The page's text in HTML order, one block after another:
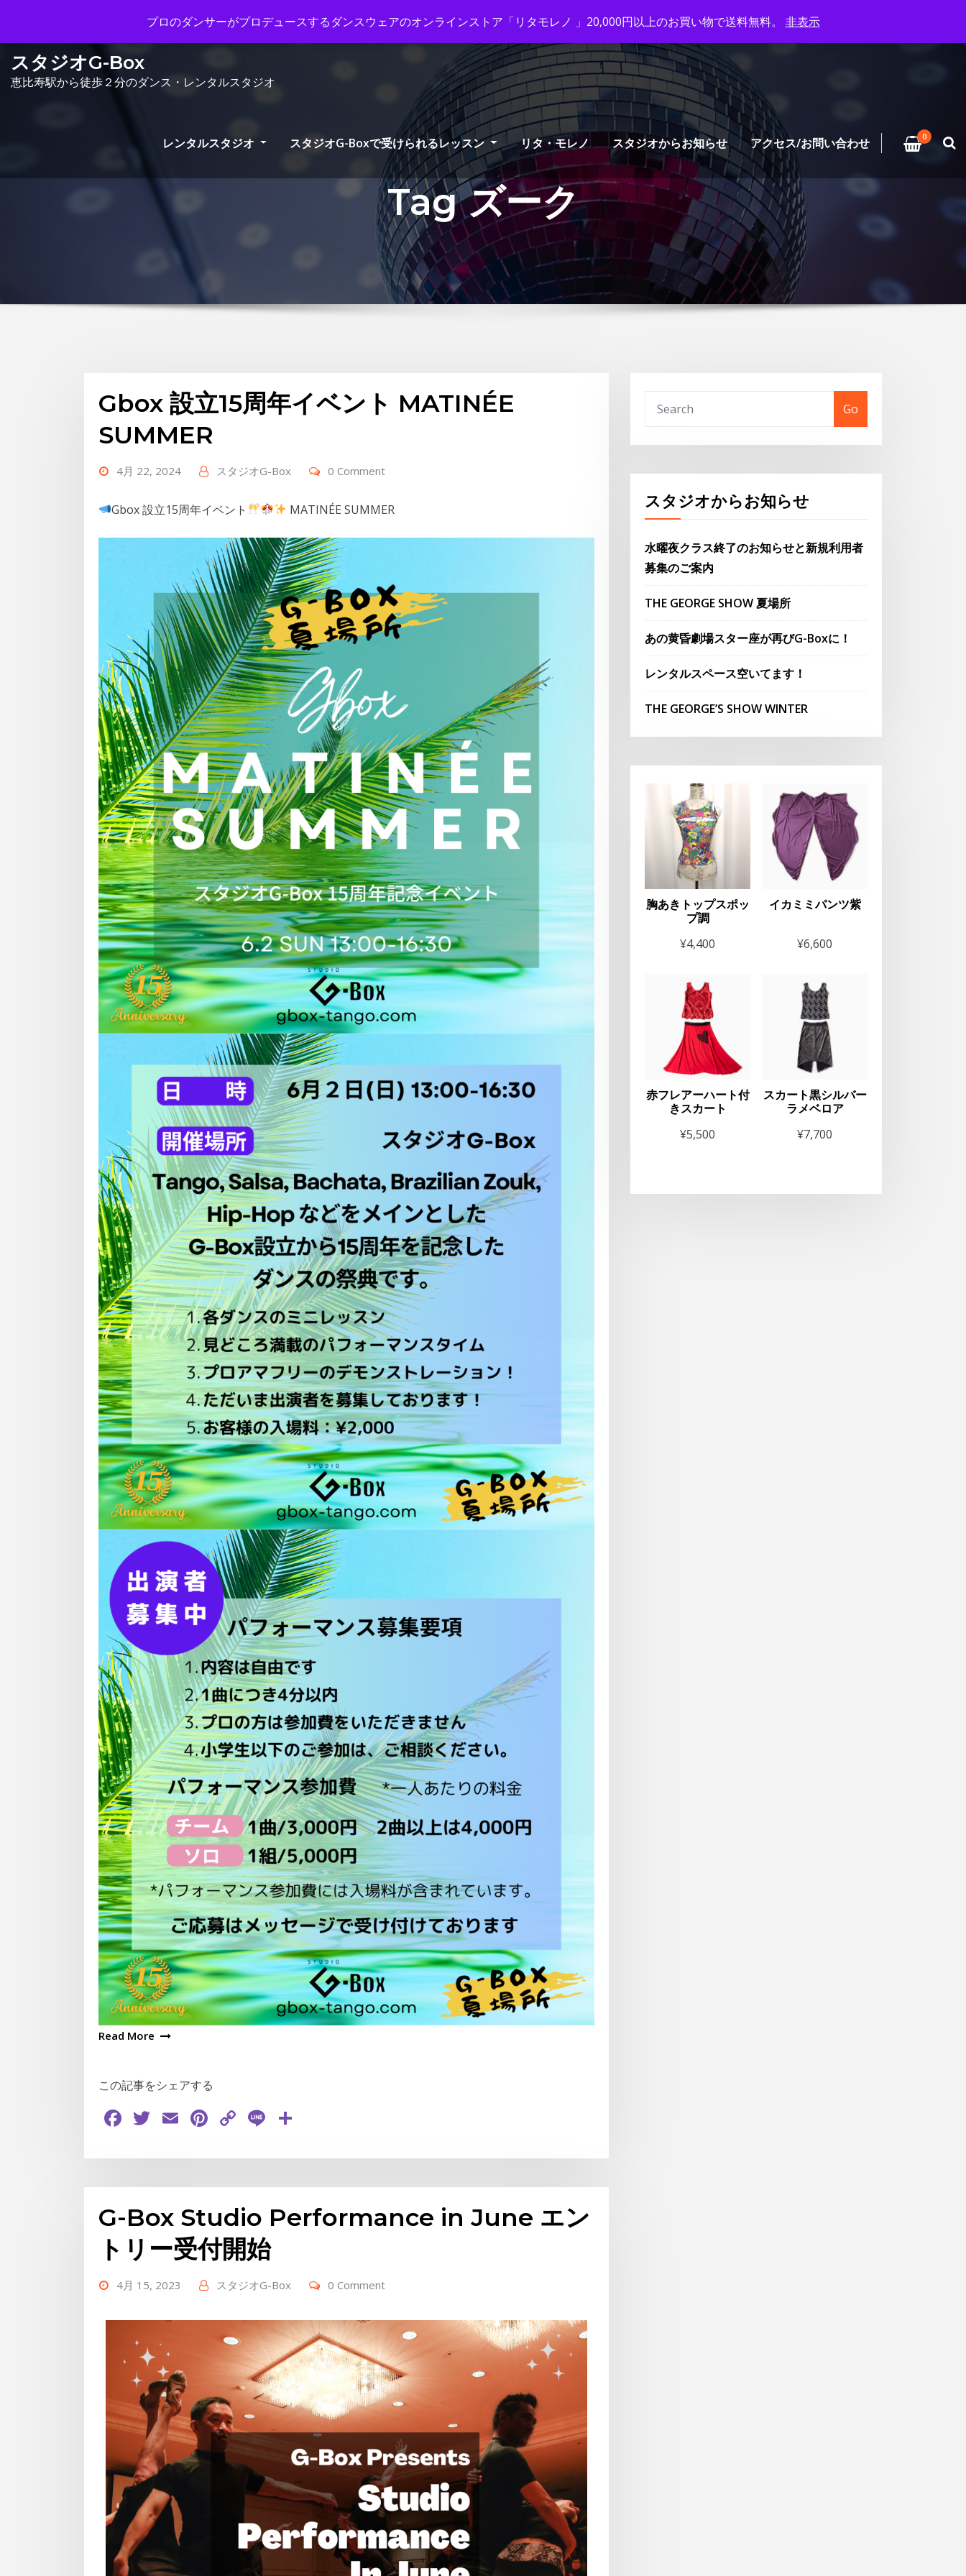
Mon - Sun 10.00 - 23.00 info@gbox-tango.com +03-6231-0170
スタジオG-Box
恵比寿駅から徒歩２分のダンス・レンタルスタジオ
レンタルスタジオ スタジオG-Boxで受けられるレッスン リタ・モレノ スタジオからお知らせ アクセス/お問い合わせ 0
Tag ズーク
Gbox 設立15周年イベント MATINÉE
SUMMER
4月 22, 2024 スタジオG-Box 0 Comment
Gbox 設立15周年イベント MATINÉE SUMMER
Read More
この記事をシェアする
Facebook
Twitter
EmailPinterest
Copy
Line
G-Box Studio Performance in June エン
トリー受付開始
4月 15, 2023 スタジオG-Box 0 Comment
Go
スタジオからお知らせ
水曜夜クラス終了のお知らせと新規利用者
募集のご案内
THE GEORGE SHOW 夏場所
あの黄昏劇場スター座が再びG-Boxに！
レンタルスペース空いてます！
THE GEORGE’S SHOW WINTER
胸あきトップスポッ
プ調
¥4,400
イカミミパンツ紫
¥6,600
赤フレアーハート付
きスカート
¥5,500
スカート黒シルバー
ラメベロア
¥7,700
プロのダンサーがプロデュースするダンスウェアのオンラインストア「リタモレノ 」20,000円以上のお買い物で送料無料。 非表示